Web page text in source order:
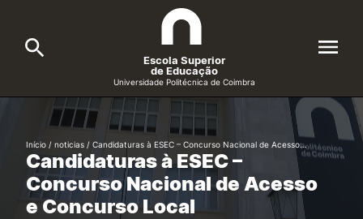
A ESEC
Cursos
Candidatos
Escola Superior
de Educação
Universidade Politécnica de Coimbra
Search
Formative Offer General
Candidaturas à ESEC –
Concurso Nacional de Acesso
e Concurso Local
Início / noticias / Candidaturas à ESEC – Concurso Nacional de Acesso…